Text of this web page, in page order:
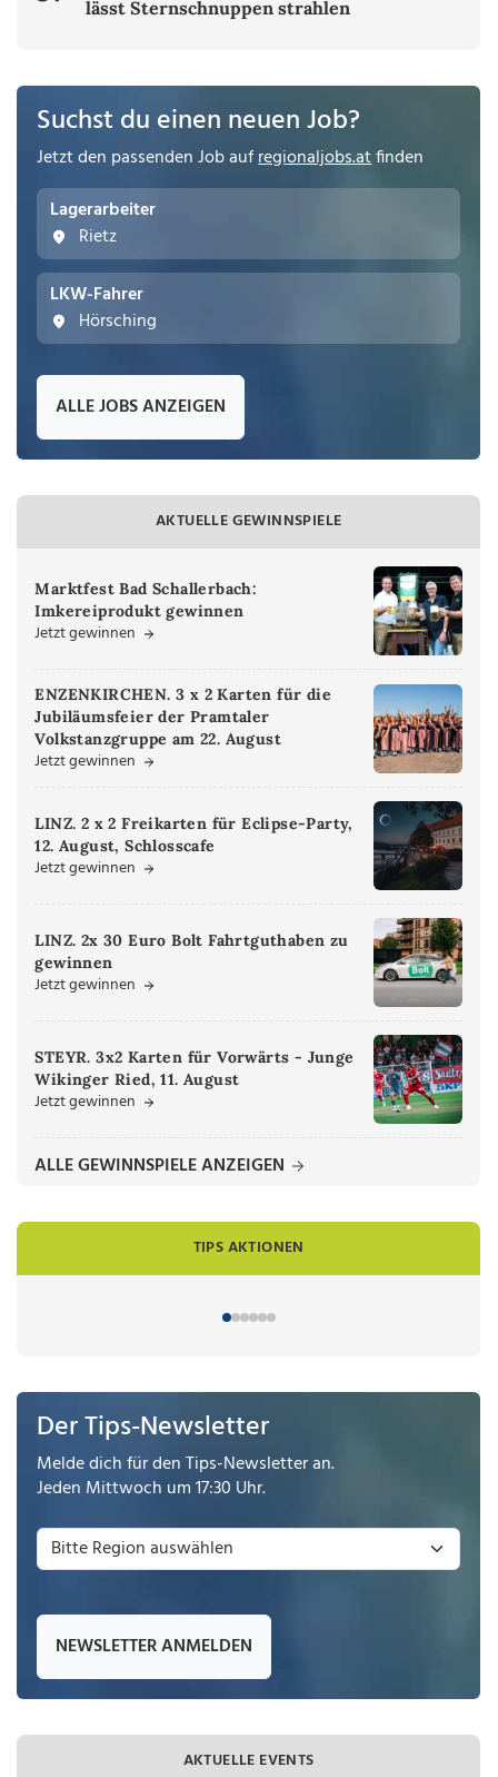
lässt Sternschnuppen strahlen
Suchst du einen neuen Job?
Jetzt den passenden Job aufregionaljobs.atfinden
Lagerarbeiter
Rietz
LKW-Fahrer
Hörsching
ALLE JOBS ANZEIGEN
AKTUELLE GEWINNSPIELE
Marktfest Bad Schallerbach:
Imkereiprodukt gewinnen
Jetzt gewinnen
ENZENKIRCHEN. 3 x 2 Karten für die
Jubiläumsfeier der Pramtaler
Volkstanzgruppe am 22. August
Jetzt gewinnen
LINZ. 2 x 2 Freikarten für Eclipse-Party,
12. August, Schlosscafe
Jetzt gewinnen
LINZ. 2x 30 Euro Bolt Fahrtguthaben zu
gewinnen
Jetzt gewinnen
STEYR. 3x2 Karten für Vorwärts - Junge
Wikinger Ried, 11. August
Jetzt gewinnen
ALLE GEWINNSPIELE ANZEIGEN
TIPS AKTIONEN
Der Tips-Newsletter
Melde dich für den Tips-Newsletter an.
Jeden Mittwoch um 17:30 Uhr.
NEWSLETTER ANMELDEN
AKTUELLE EVENTS